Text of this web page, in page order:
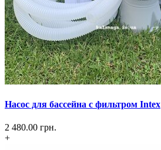
Насос для бассейна с фильтром Intex
2 480.00 грн.
+